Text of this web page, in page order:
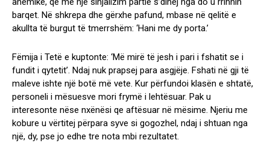
barqet. Në shkrepa dhe gërxhe pafund, mbase në qelitë e
akullta të burgut të tmerrshëm: ‘Hani me dy porta.’
Fëmija i Tetë e kuptonte: ‘Më mirë të jesh i pari i fshatit se i
fundit i qytetit’. Ndaj nuk prapsej para asgjëje. Fshati në gji të
maleve ishte një botë më vete. Kur përfundoi klasën e shtatë,
personeli i mësuesve mori frymë i lehtësuar. Pak u
interesonte nëse nxënësi qe aftësuar në mësime. Njeriu me
kobure u vërtitej përpara syve si gogozhel, ndaj i shtuan nga
një, dy, pse jo edhe tre nota mbi rezultatet.